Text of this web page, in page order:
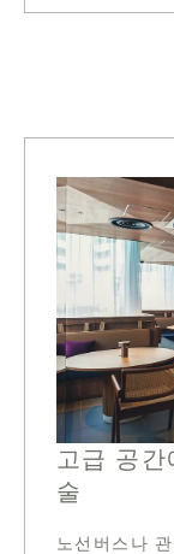
고급 공
술
노선버스나